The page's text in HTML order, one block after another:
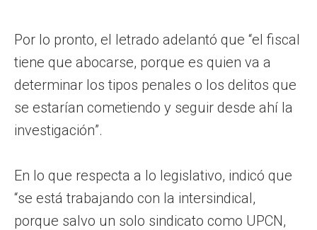
Por lo pronto, el letrado adelantó que “el fiscal
tiene que abocarse, porque es quien va a
determinar los tipos penales o los delitos que
se estarían cometiendo y seguir desde ahí la
investigación”.
En lo que respecta a lo legislativo, indicó que
“se está trabajando con la intersindical,
porque salvo un solo sindicato como UPCN,